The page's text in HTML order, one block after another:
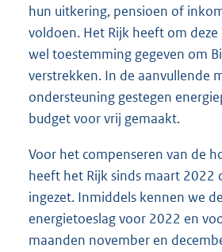
hun uitkering, pensioen of
voldoen. Het Rijk heeft om
wel toestemming gegeven om
verstrekken. In de aanvullende
ondersteuning gestegen
budget voor vrij gemaakt.
Voor het compenseren van de
heeft het Rijk sinds maart 2022
ingezet. Inmiddels kennen we
energietoeslag voor 2022 en
maanden november en